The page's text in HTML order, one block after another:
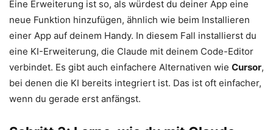
Eine Erweiterung ist so, als würdest du deiner App eine
neue Funktion hinzufügen, ähnlich wie beim Installieren
einer App auf deinem Handy. In diesem Fall installierst du
eine KI-Erweiterung, die Claude mit deinem Code-Editor
verbindet. Es gibt auch einfachere Alternativen wie Cursor,
bei denen die KI bereits integriert ist. Das ist oft einfacher,
wenn du gerade erst anfängst.